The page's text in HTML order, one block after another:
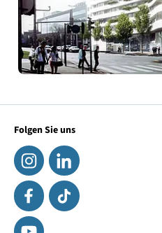
Folgen Sie uns